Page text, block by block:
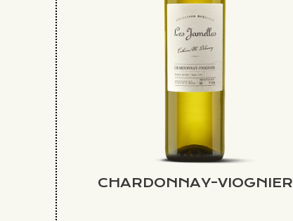
CHARDONNAY-VIOGNIER